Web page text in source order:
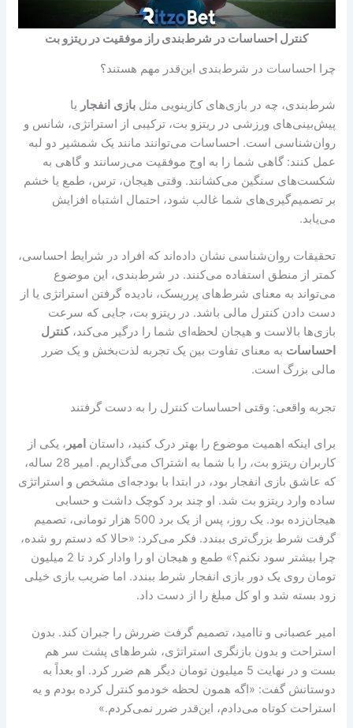
کنترل احساسات در شرط‌بندی راز موفقیت در ریتزو بت
چرا احساسات در شرط‌بندی این‌قدر مهم هستند؟
شرط‌بندی، چه در بازی‌های کازینویی مثلبازی انفجار یا
پیش‌بینی‌های ورزشی در ریتزو بت، ترکیبی از استراتژی، شانس و
روان‌شناسی است. احساسات می‌توانند مانند یک شمشیر دو لبه
عمل کنند: گاهی شما را به اوج موفقیت می‌رسانند و گاهی به
شکست‌های سنگین می‌کشانند. وقتی هیجان، ترس، طمع یا خشم
بر تصمیم‌گیری‌های شما غالب شود، احتمال اشتباه افزایش
می‌یابد.
تحقیقات روان‌شناسی نشان داده‌اند که افراد در شرایط احساسی،
کمتر از منطق استفاده می‌کنند. در شرط‌بندی، این موضوع
می‌تواند به معنای شرط‌های پرریسک، نادیده گرفتن استراتژی یا از
دست دادن کنترل مالی باشد. در ریتزو بت، جایی که سرعت
بازی‌ها بالاست و هیجان لحظه‌ای شما را درگیر می‌کند،کنترل
احساسات به معنای تفاوت بین یک تجربه لذت‌بخش و یک ضرر
مالی بزرگ است.
تجربه واقعی: وقتی احساسات کنترل را به دست گرفتند
برای اینکه اهمیت موضوع را بهتر درک کنید، داستان امیر ، یکی از
کاربران ریتزو بت، را با شما به اشتراک می‌گذاریم. امیر 28 ساله،
که عاشق بازی انفجار بود، در ابتدا با بودجه‌ای مشخص و استراتژی
ساده وارد ریتزو بت شد. او چند برد کوچک داشت و حسابی
هیجان‌زده بود. یک روز، پس از یک برد 500 هزار تومانی، تصمیم
گرفت شرط بزرگ‌تری ببندد. فکر می‌کرد: «حالا که دستم رو شده،
چرا بیشتر سود نکنم؟» طمع و هیجان او را وادار کرد تا 2 میلیون
تومان روی یک دور بازی انفجار شرط ببندد. اما ضریب بازی خیلی
زود بسته شد و او کل مبلغ را از دست داد.
امیر عصبانی و ناامید، تصمیم گرفت ضررش را جبران کند. بدون
استراحت و بدون بازنگری استراتژی، شرط‌های پشت سر هم
بست و در نهایت 5 میلیون تومان دیگر هم ضرر کرد. او بعداً به
دوستانش گفت: «اگه همون لحظه خودمو کنترل کرده بودم و یه
استراحت کوتاه می‌دادم، این‌قدر ضرر نمی‌کردم.»